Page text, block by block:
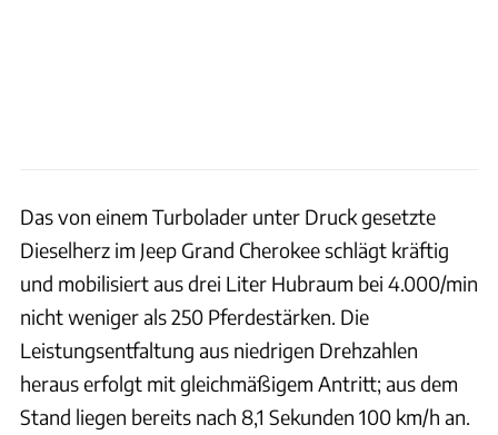
Das von einem Turbolader unter Druck gesetzte
Dieselherz im Jeep Grand Cherokee schlägt kräftig
und mobilisiert aus drei Liter Hubraum bei 4.000/min
nicht weniger als 250 Pferdestärken. Die
Leistungsentfaltung aus niedrigen Drehzahlen
heraus erfolgt mit gleichmäßigem Antritt; aus dem
Stand liegen bereits nach 8,1 Sekunden 100 km/h an.